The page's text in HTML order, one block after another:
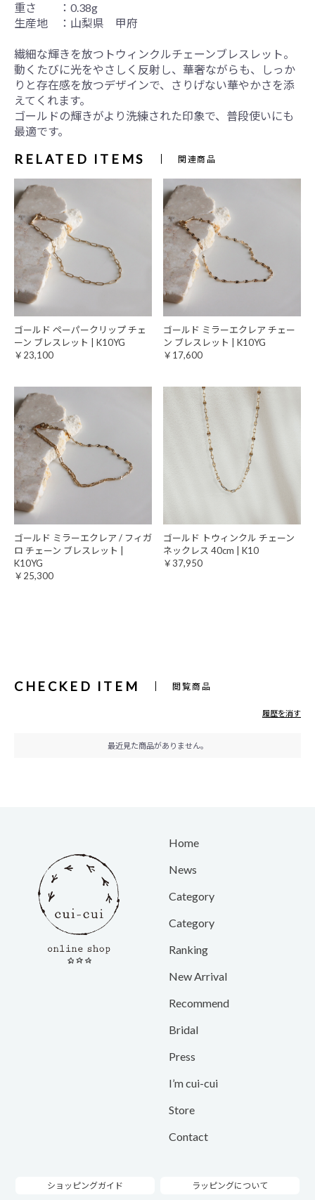
重さ ：0.38g
生産地 ：山梨県 甲府
繊細な輝きを放つトウィンクルチェーンブレスレット。
動くたびに光をやさしく反射し、華奢ながらも、しっか
りと存在感を放つデザインで、さりげない華やかさを添
えてくれます。
ゴールドの輝きがより洗練された印象で、普段使いにも
最適です。
RELATED ITEMS 関連商品
ゴールド ペーパークリップ チェ
ーン ブレスレット | K10YG
￥23,100
ゴールド ミラーエクレア チェー
ン ブレスレット | K10YG
￥17,600
ゴールド ミラーエクレア / フィガ
ロ チェーン ブレスレット |
K10YG
￥25,300
ゴールド トウィンクル チェーン
ネックレス 40cm | K10
￥37,950
CHECKED ITEM 閲覧商品
履歴を消す
最近見た商品がありません。
Home
News
Category
Category
Ranking
New Arrival
Recommend
Bridal
Press
I’m cui-cui
Store
Contact
ショッピングガイド ラッピングについて